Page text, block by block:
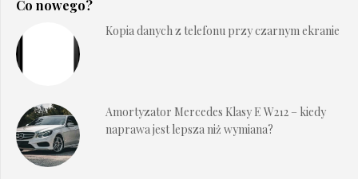
Co nowego?
Kopia danych z telefonu przy czarnym ekranie
Amortyzator Mercedes Klasy E W212 – kiedy
naprawa jest lepsza niż wymiana?